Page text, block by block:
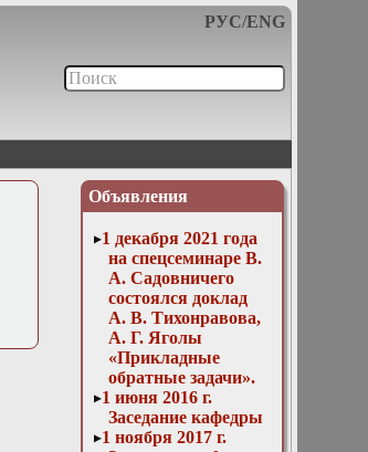
РУС/ENG
Объявления
1 декабря 2021 года
на спецсеминаре В.
А. Садовничего
состоялся доклад
А. В. Тихонравова,
А. Г. Яголы
«Прикладные
обратные задачи».
1 июня 2016 г.
Заседание кафедры
1 ноября 2017 г.